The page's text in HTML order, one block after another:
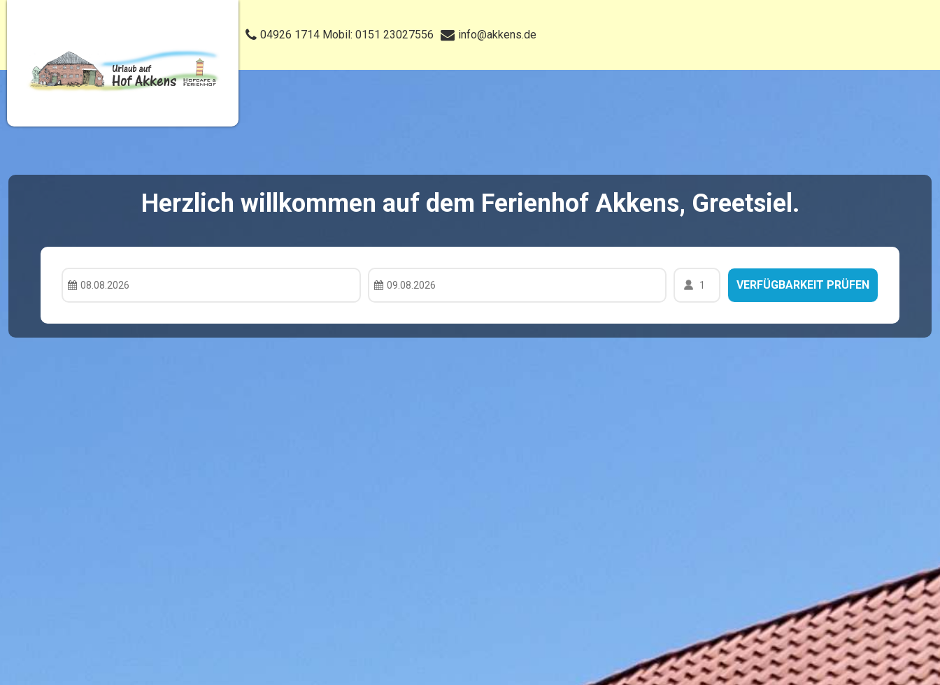
04926 1714 Mobil: 0151 23027556 info@akkens.de
Herzlich willkommen auf dem Ferienhof Akkens, Greetsiel.
08.08.2026 09.08.2026 1